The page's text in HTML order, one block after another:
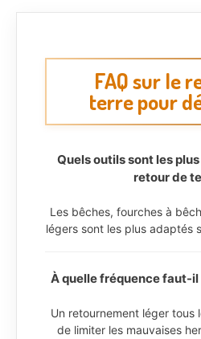
FAQ sur le
terre pour
Quels outils sont les
retour de
Les bêches, fourches à
légers sont les plus adaptés
À quelle fréquence faut-
Un retournement léger tous
de limiter les mauvaises